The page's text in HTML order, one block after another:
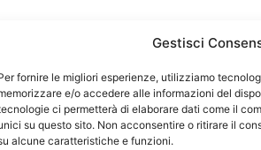
Gestisci
fornire le migliori esperienze, utilizziamo
e/o accedere alle informazioni del
ci permetterà di elaborare dati come il
su questo sito. Non acconsentire o ritirare il
alcune caratteristiche e funzioni.